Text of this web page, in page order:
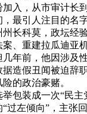
入，从市审计长
，最引人注目的名
州长科莫，政坛经
、重建拉瓜迪亚
年前，他因涉及
造假丑闻被迫辞
的政治豪赌。
包装成一次“民主
过左倾向”，主张